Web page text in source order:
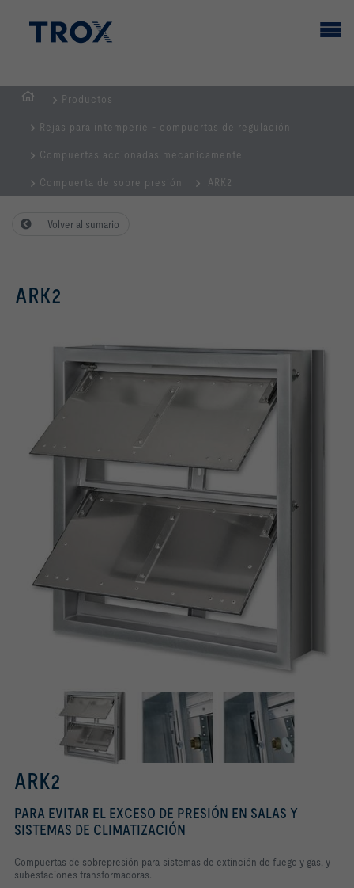
PRINCIPAL
Productos
Rejas para intemperie - compuertas de regulación
Compuertas accionadas mecanicamente
Compuerta de sobre presión ARK2
Volver al sumario
ARK2
ARK2
PARA EVITAR EL EXCESO DE PRESIÓN EN SALAS Y
SISTEMAS DE CLIMATIZACIÓN
Compuertas de sobrepresión para sistemas de extinción de fuego y gas, y
subestaciones transformadoras.